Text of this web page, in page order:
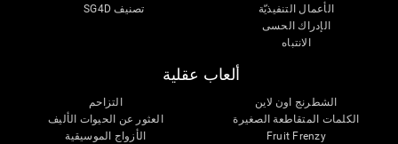
الأعمال التنفيذيّة
الإدراك الحسى
الانتباه
تصنيف SG4D
ألعاب عقلية
الشطرنج اون لاين
الكلمات المتقاطعة الصغيرة
Fruit Frenzy
التزاحم
العثور عن الحيوات الأليف
الأزواج الموسيقية